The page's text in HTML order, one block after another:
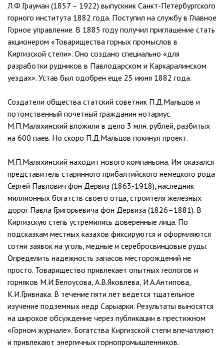
Л.Ф.Грауман (1857 – 1922) выпускник Санкт-Петербургского
горного института 1882 года. Поступил на службу в Главное
Горное управление. В 1885 году получил приглашение стать
акционером «Товарищества горных промыслов в
Киргизской степи». Оно создано специально «для
разработки рудников в Павлодарском и Каркаралинском
уездах». Устав был одобрен еще 25 июня 1882 года.
Создатели общества статский советник П.Д.Мальцов и
потомственный почетный гражданин нотариус
М.П.Маляхинский вложили в дело 3 млн. рублей, разбитых
на 600 паев. Но скоро П.Д.Мальцов покинул проект.
М.П.Маляхинский находит нового компаньона. Им оказался
представитель старинного прибалтийского немецкого рода
Сергей Павлович фон Дервиз (1863-1918), наследник
миллионных богатств своего отца, строителя железных
дорог Павла Григорьевича фон Дервиза (1826–1881). В
Киргизскую степь устремились доверенные лица. По
подсказкам местных казахов фиксируются и оформляются
сотни заявок на уголь, медные и серебросвинцовые руды.
Определить надежность запасов месторождений не
просто. Товарищество привлекает опытных геологов и
горняков М.И.Белоусова, А.В.Яковлева, И.А.Антипова,
К.И.Гривнака. В течение пяти лет ведется тщательное
изучение подземных недр Сарыарки. Результаты выносятся
на широкое обсуждение через публикации в престижном
«Горном журнале». Богатства Киргизской степи впечатляют
и привлекают энергичных горнопромышленников.